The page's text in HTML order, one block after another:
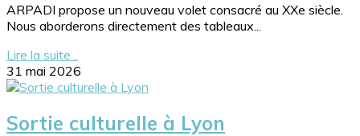
ARPADI propose un nouveau volet consacré au XXe siècle.
Nous aborderons directement des tableaux...
Lire la suite...
31 mai 2026
Sortie culturelle à Lyon